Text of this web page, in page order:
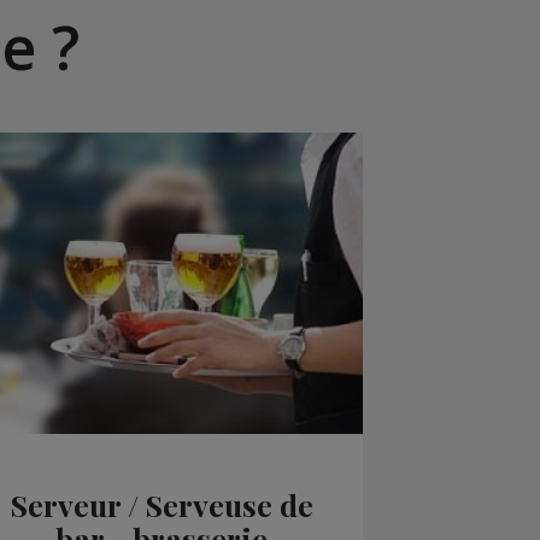
?
Serveur / Serveuse de